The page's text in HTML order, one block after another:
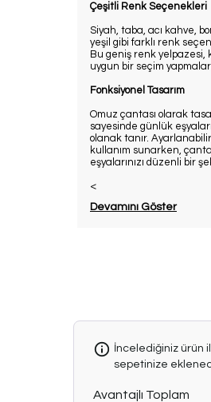
Çeşitli Renk Seçenekleri
Siyah, taba, acı kahve,
yeşil gibi farklı renk
Bu geniş renk yelpazesi,
uygun bir seçim
Fonksiyonel Tasarım
Omuz çantası olarak
sayesinde günlük
olanak tanır.
kullanım sunarken,
eşyalarınızı düzenli bir
<
Devamını Göster
İncelediğiniz ürün
sepetinize
Avantajlı Toplam